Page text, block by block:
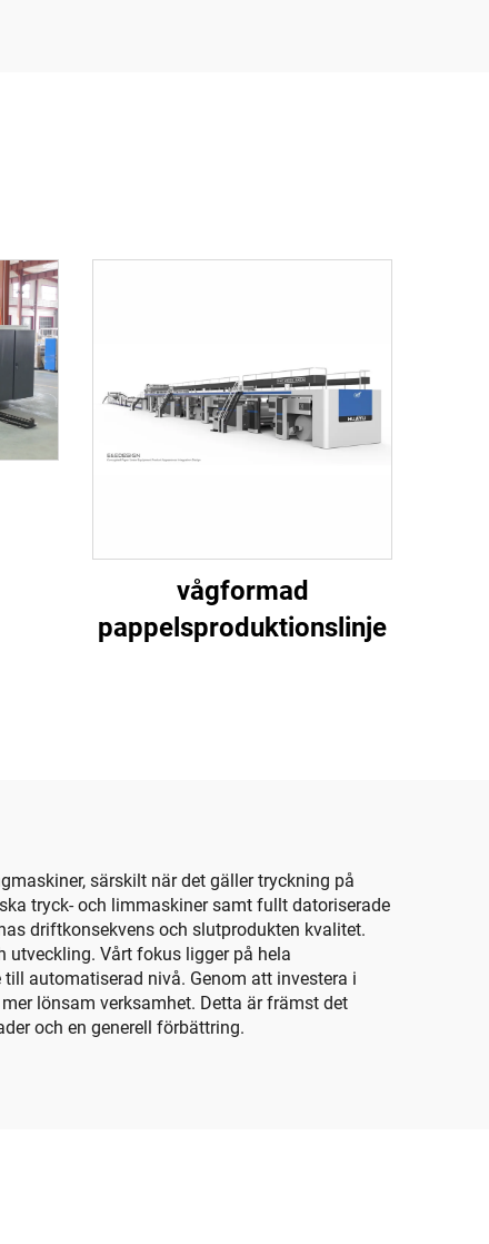
vågformad
pappelsproduktionslinje
särskilt när det gäller tryckning på
tryck- och limmaskiner samt fullt datoriserade
driftkonsekvens och slutprodukten kvalitet.
Vårt fokus ligger på hela
automatiserad nivå. Genom att investera i
lönsam verksamhet. Detta är främst det
och en generell förbättring.